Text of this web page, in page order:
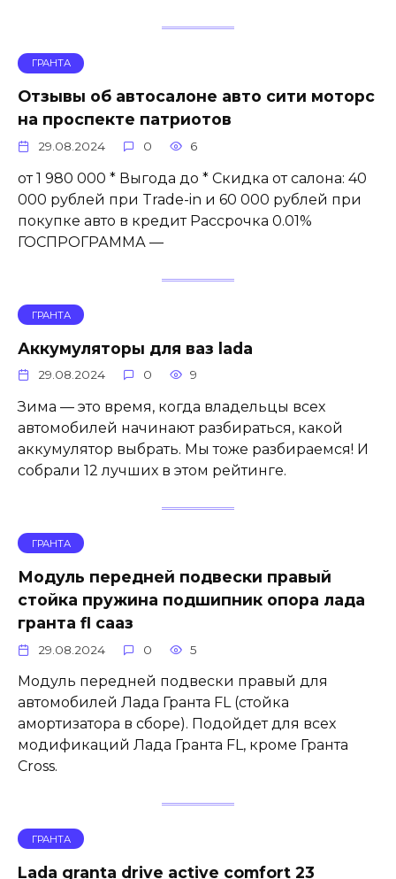
ГРАНТА
Отзывы об автосалоне авто сити моторс
на проспекте патриотов
29.08.2024 0 6
от 1 980 000 * Выгода до * Скидка от салона: 40
000 рублей при Trade-in и 60 000 рублей при
покупке авто в кредит Рассрочка 0.01%
ГОСПРОГРАММА —
ГРАНТА
Аккумуляторы для ваз lada
29.08.2024 0 9
Зима — это время, когда владельцы всех
автомобилей начинают разбираться, какой
аккумулятор выбрать. Мы тоже разбираемся! И
собрали 12 лучших в этом рейтинге.
ГРАНТА
Модуль передней подвески правый
стойка пружина подшипник опора лада
гранта fl сааз
29.08.2024 0 5
Модуль передней подвески правый для
автомобилей Лада Гранта FL (стойка
амортизатора в сборе). Подойдет для всех
модификаций Лада Гранта FL, кроме Гранта
Cross.
ГРАНТА
Lada granta drive active comfort 23